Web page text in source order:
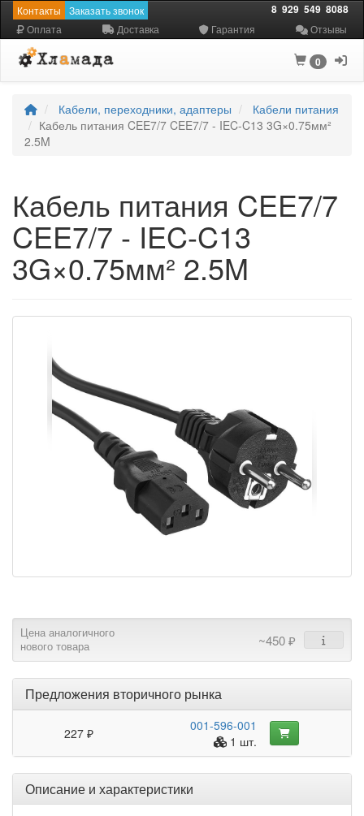
Контакты Заказать звонок 8 929 549 8088
Оплата Доставка Гарантия Отзывы
0
Кабели, переходники, адаптеры
Кабели питания
Кабель питания CEE7/7 CEE7/7 - IEC-C13 3G×0.75мм²
2.5M
Кабель питания CEE7/7
CEE7/7 - IEC-C13
3G×0.75мм² 2.5M
Цена аналогичного
нового товара
~450 ₽
Предложения вторичного рынка
227 ₽
001-596-001
1 шт.
Описание и характеристики